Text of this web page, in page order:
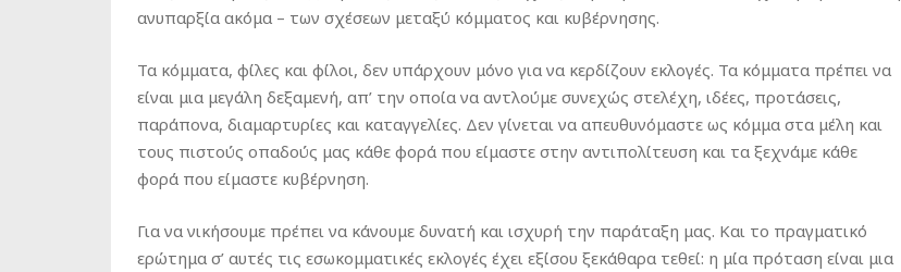
ανυπαρξία ακόμα – των σχέσεων μεταξύ κόμματος και κυβέρνησης.
Τα κόμματα, φίλες και φίλοι, δεν υπάρχουν μόνο για να κερδίζουν εκλογές. Τα κόμματα πρέπει να
είναι μια μεγάλη δεξαμενή, απ’ την οποία να αντλούμε συνεχώς στελέχη, ιδέες, προτάσεις,
παράπονα, διαμαρτυρίες και καταγγελίες. Δεν γίνεται να απευθυνόμαστε ως κόμμα στα μέλη και
τους πιστούς οπαδούς μας κάθε φορά που είμαστε στην αντιπολίτευση και τα ξεχνάμε κάθε
φορά που είμαστε κυβέρνηση.
Για να νικήσουμε πρέπει να κάνουμε δυνατή και ισχυρή την παράταξη μας. Και το πραγματικό
ερώτημα σ’ αυτές τις εσωκομματικές εκλογές έχει εξίσου ξεκάθαρα τεθεί: η μία πρόταση είναι μια